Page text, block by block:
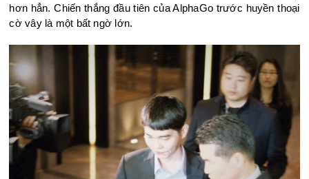
hơn hẳn. Chiến thắng đầu tiên của AlphaGo trước huyền thoại
cờ vây là một bất ngờ lớn.